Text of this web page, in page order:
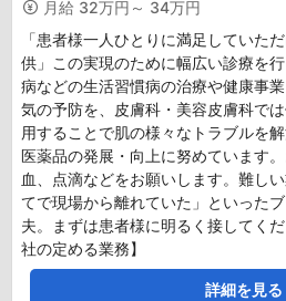
月給 32万円～ 34万円
「患者様一人ひとりに満足していた
供」この実現のために幅広い診療を
病などの生活習慣病の治療や健康事
気の予防を、皮膚科・美容皮膚科で
用することで肌の様々なトラブルを
医薬品の発展・向上に努めています
血、点滴などをお願いします。難し
てで現場から離れていた」といった
夫。まずは患者様に明るく接してく
社の定める業務】
詳細を見る